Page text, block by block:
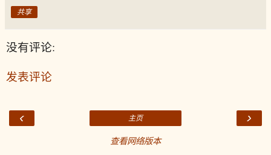
共享
没有评论:
发表评论
‹ ›
主页
查看网络版本